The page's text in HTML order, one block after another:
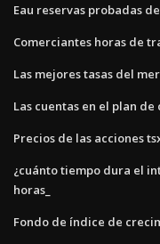
Eau reservas probadas
Comerciantes horas de
Las mejores tasas del
Las cuentas en el plan
Precios de las acciones
¿cuánto tiempo dura el
horas_
Fondo de índice de